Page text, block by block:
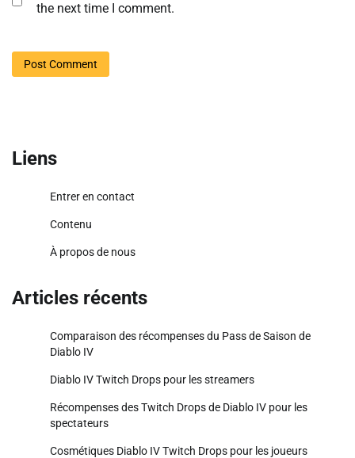
the next time I comment.
Liens
Entrer en contact
Contenu
À propos de nous
Articles récents
Comparaison des récompenses du Pass de Saison de
Diablo IV
Diablo IV Twitch Drops pour les streamers
Récompenses des Twitch Drops de Diablo IV pour les
spectateurs
Cosmétiques Diablo IV Twitch Drops pour les joueurs